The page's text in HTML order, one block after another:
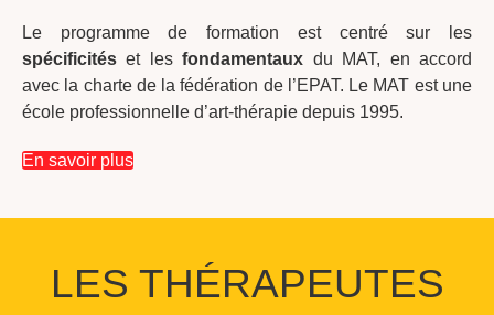
Le programme de formation est centré sur les
spécificitéset lesfondamentaux du MAT, en accord
avec la charte de la fédération de l’EPAT. Le MAT est une
école professionnelle d’art-thérapie depuis 1995.
En savoir plus
LES THÉRAPEUTES